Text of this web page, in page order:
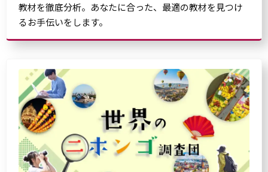
教材を徹底分析。あなたに合った、最適の教材を見つけ
るお手伝いをします。